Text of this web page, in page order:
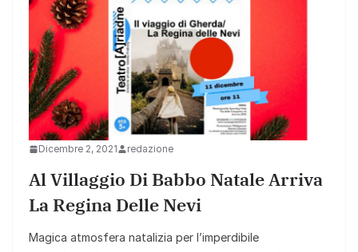
Dicembre 2, 2021 redazione
Al Villaggio Di Babbo Natale Arriva
La Regina Delle Nevi
Magica atmosfera natalizia per l’imperdibile